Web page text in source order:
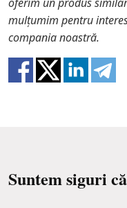
o înlocuire cu un
trebuie să știți că
imagini.
mulțumim pentru
compania noastră.
Suntem siguri